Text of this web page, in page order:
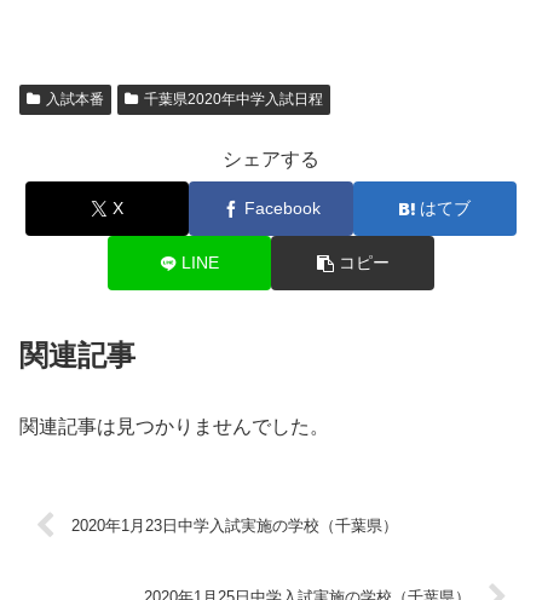
入試本番 千葉県2020年中学入試日程
シェアする
X Facebook はてブ
LINE コピー
関連記事
関連記事は見つかりませんでした。
2020年1月23日中学入試実施の学校（千葉県）